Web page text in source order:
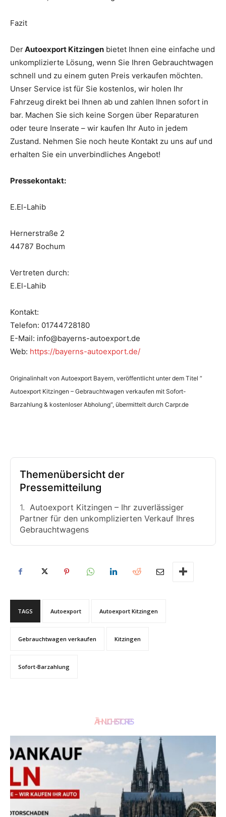
Fazit
DerAutoexport Kitzingen bietet Ihnen eine einfache und
unkomplizierte Lösung, wenn Sie Ihren Gebrauchtwagen
schnell und zu einem guten Preis verkaufen möchten.
Unser Service ist für Sie kostenlos, wir holen Ihr
Fahrzeug direkt bei Ihnen ab und zahlen Ihnen sofort in
bar. Machen Sie sich keine Sorgen über Reparaturen
oder teure Inserate – wir kaufen Ihr Auto in jedem
Zustand. Nehmen Sie noch heute Kontakt zu uns auf und
erhalten Sie ein unverbindliches Angebot!
Pressekontakt:
E.El-Lahib
Hernerstraße 2
44787 Bochum
Vertreten durch:
E.El-Lahib
Kontakt:
Telefon: 01744728180
E-Mail: info@bayerns-autoexport.de
Web: https://bayerns-autoexport.de/
Originalinhalt von Autoexport Bayern, veröffentlicht unter dem Titel “
Autoexport Kitzingen – Gebrauchtwagen verkaufen mit Sofort-
Barzahlung & kostenloser Abholung“, übermittelt durch Carpr.de
Themenübersicht der
Pressemitteilung
Autoexport Kitzingen – Ihr zuverlässiger
Partner für den unkomplizierten Verkauf Ihres
Gebrauchtwagens
TAGS Autoexport Autoexport Kitzingen
Gebrauchtwagen verkaufen Kitzingen
Sofort-Barzahlung
ÄHNLICHE STORIES